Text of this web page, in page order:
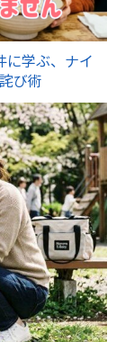
に学ぶ、ナイ
び術